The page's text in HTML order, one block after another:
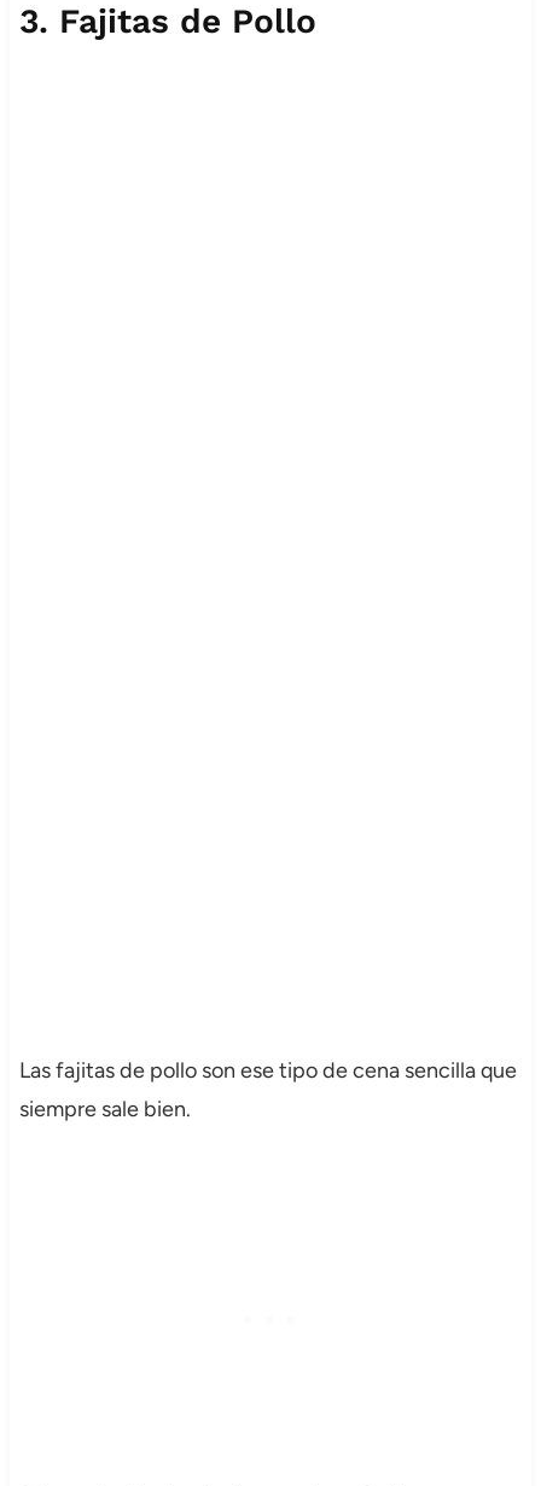
3. Fajitas de Pollo
Las fajitas de pollo son ese tipo de cena sencilla que
siempre sale bien.